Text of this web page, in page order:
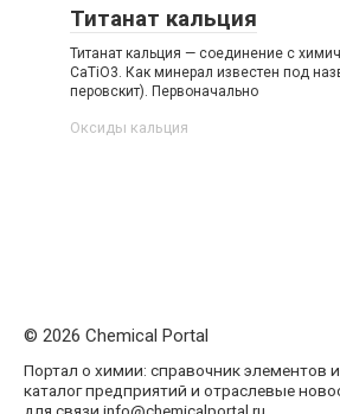
Титанат кальция
Титанат кальция — соединение с
CaTiO3. Как минерал известен под
перовскит). Первоначально
Оксиды кальция‎
© 2026 Chemical Portal
Портал о химии: справочник элементов
каталог предприятий и отраслевые